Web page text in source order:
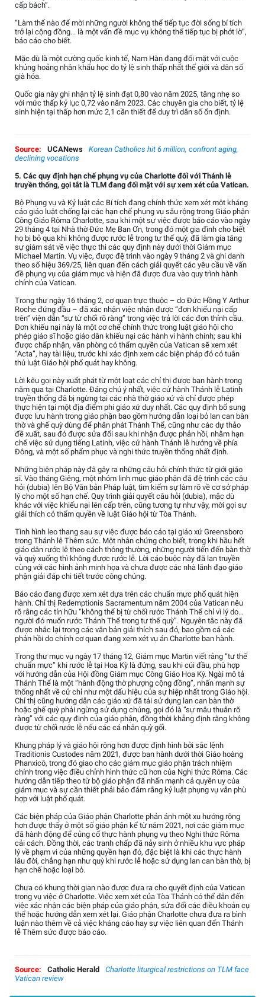
cấp bách”.
“Làm thế nào để mời những người không thể tiếp tục đời sống bí tích
trở lại cộng đồng... là một vấn đề mục vụ không thể tiếp tục bị phớt lờ”,
báo cáo cho biết.
Mặc dù là một cường quốc kinh tế, Nam Hàn đang đối mặt với cuộc
khủng hoảng nhân khẩu học do tỷ lệ sinh thấp nhất thế giới và dân số
già hóa.
Quốc gia này ghi nhận tỷ lệ sinh đạt 0,80 vào năm 2025, tăng nhẹ so
với mức thấp kỷ lục 0,72 vào năm 2023. Các chuyên gia cho biết, tỷ lệ
sinh hiện tại thấp hơn mức 2,1 cần thiết để duy trì dân số ổn định.
Source: UCANews
Korean Catholics hit 6 million, confront aging,
declining vocations
5. Các quy định hạn chế phụng vụ của Charlotte đối với Thánh lễ
truyền thống, gọi tắt là TLM đang đối mặt với sự xem xét của Vatican.
Bộ Phụng vụ và Kỷ luật các Bí tích đang chính thức xem xét một kháng
cáo giáo luật chống lại các hạn chế phụng vụ sâu rộng trong Giáo phận
Công Giáo Rôma Charlotte, sau khi một sự việc được báo cáo vào ngày
29 tháng 4 tại Nhà thờ Đức Mẹ Ban Ơn, trong đó một gia đình cho biết
họ bị bỏ qua khi không được rước lễ trong tư thế quỳ, đã làm gia tăng
sự giám sát về việc thực thi các quy định này dưới thời Giám mục
Michael Martin. Vụ việc, được đệ trình vào ngày 9 tháng 2 và ghi danh
theo số hiệu 369/25, liên quan đến cách giải quyết các yêu cầu về vấn
đề phụng vụ của giám mục và hiện đã được đưa vào quy trình hành
chính của Vatican.
Trong thư ngày 16 tháng 2, cơ quan trực thuộc – do Đức Hồng Y Arthur
Roche đứng đầu – đã xác nhận việc nhận được “đơn khiếu nại cấp
trên” viện dẫn “sự từ chối rõ ràng” trong việc trả lời các đơn thỉnh cầu.
Đơn khiếu nại này là một cơ chế chính thức trong luật giáo hội cho
phép giáo sĩ hoặc giáo dân khiếu nại các hành vi hành chính; sau khi
được chấp nhận, văn phòng có thẩm quyền của Vatican sẽ xem xét
“Acta”, hay tài liệu, trước khi xác định xem các biện pháp đó có tuân
thủ luật Giáo hội phổ quát hay không.
Lời kêu gọi này xuất phát từ một loạt các chỉ thị được ban hành trong
năm qua tại Charlotte. Đáng chú ý nhất, việc cử hành Thánh lễ Latinh
truyền thống đã bị ngừng tại các nhà thờ giáo xứ và chỉ được phép
thực hiện tại một địa điểm phi giáo xứ duy nhất. Các quy định bổ sung
được lưu hành trong giáo phận bao gồm hướng dẫn loại bỏ lan can bàn
thờ và ghế quỳ dùng để phân phát Thánh Thể, cũng như các dự thảo
đề xuất, sau đó được sửa đổi sau khi nhận được phản hồi, nhằm hạn
chế việc sử dụng tiếng Latinh, việc cử hành Thánh lễ hướng về phía
Đông, và một số phẩm phục và nghi thức truyền thống nhất định.
Những biện pháp này đã gây ra những câu hỏi chính thức từ giới giáo
sĩ. Vào tháng Giêng, một nhóm linh mục giáo phận đã đệ trình các câu
hỏi (dubia) lên Bộ Văn bản Pháp luật, tìm kiếm sự làm rõ về cơ sở pháp
lý cho một số hạn chế. Quy trình giải quyết câu hỏi (dubia), mặc dù
khác với việc khiếu nại lên cấp trên, cũng tương tự như vậy, mời gọi sự
giải thích có thẩm quyền về luật Giáo hội từ Tòa Thánh.
Tình hình leo thang sau sự việc được báo cáo tại giáo xứ Greensboro
trong Thánh lễ Thêm sức. Một nhân chứng cho biết, trong khi hầu hết
giáo dân rước lễ theo cách thông thường, những người tiến đến bàn thờ
và quỳ xuống thì không được rước lễ. Lời cáo buộc này đã lan truyền
cùng với các hình ảnh minh họa và chưa được các nhà lãnh đạo giáo
phận giải đáp chi tiết trước công chúng.
Báo cáo đang được xem xét dựa trên các chuẩn mực phổ quát hiện
hành. Chỉ thị Redemptionis Sacramentum năm 2004 của Vatican nêu
rõ rằng các tín hữu “không thể bị từ chối rước Thánh Thể chỉ vì lý do…
người đó muốn rước Thánh Thể trong tư thế quỳ”. Nguyên tắc này đã
được nhắc lại trong các văn bản giải thích sau đó, bao gồm cả các
phản hồi do chính cơ quan đang xem xét vụ án Charlotte ban hành.
Trong thư mục vụ ngày 17 tháng 12, Giám mục Martin viết rằng “tư thế
chuẩn mực” khi rước lễ tại Hoa Kỳ là đứng, sau khi cúi đầu, phù hợp
với hướng dẫn của Hội đồng Giám mục Công Giáo Hoa Kỳ. Ngài mô tả
Thánh Thể là một “hành động thờ phượng cộng đồng”, nhấn mạnh sự
thống nhất về cử chỉ như một dấu hiệu của sự hiệp nhất trong Giáo hội.
Chỉ thị cũng hướng dẫn các giáo xứ đã tái sử dụng lan can bàn thờ
hoặc ghế quỳ phải ngừng sử dụng chúng, gọi đó là “sự mâu thuẫn rõ
ràng” với các quy định của giáo phận, đồng thời khẳng định rằng không
được từ chối rước lễ nếu các cá nhân quỳ gối.
Khung pháp lý và giáo hội rộng hơn được định hình bởi sắc lệnh
Traditionis Custodes năm 2021, được ban hành dưới thời Giáo hoàng
Phanxicô, trong đó giao cho các giám mục giáo phận trách nhiệm
chính trong việc điều chỉnh hình thức cũ hơn của Nghi thức Rôma. Các
hướng dẫn tiếp theo từ bộ giáo phận đã nhấn mạnh cả quyền uy của
giám mục và sự cần thiết phải bảo đảm rằng kỷ luật phụng vụ vẫn phù
hợp với luật phổ quát.
Các biện pháp của Giáo phận Charlotte phản ánh một xu hướng rộng
hơn được thấy ở một số giáo phận kể từ năm 2021, nơi các giám mục
đã hành động để củng cố thực hành phụng vụ theo Nghi thức Rôma
cải cách. Đồng thời, các tranh chấp đã nảy sinh ở nhiều khu vực pháp
lý về phạm vi của những quyền hạn đó, đặc biệt là khi các thực hành
lâu đời, chẳng hạn như quỳ khi rước lễ hoặc sử dụng lan can bàn thờ, bị
hạn chế hoặc loại bỏ.
Chưa có khung thời gian nào được đưa ra cho quyết định của Vatican
trong vụ việc ở Charlotte. Việc xem xét của Tòa Thánh có thể dẫn đến
việc xác nhận các biện pháp của giáo phận, sửa đổi các điều khoản cụ
thể hoặc hướng dẫn xem xét lại. Giáo phận Charlotte chưa đưa ra bình
luận nào thêm về cả việc kháng cáo hay sự việc liên quan đến Thánh
lễ Thêm sức được báo cáo.
Source: Catholic Herald
Charlotte liturgical restrictions on TLM face
Vatican review